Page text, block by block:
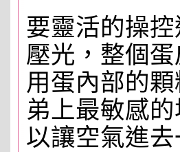
要靈活的操
壓光，整個
用蛋內部的
弟上最敏感
以讓空氣進去